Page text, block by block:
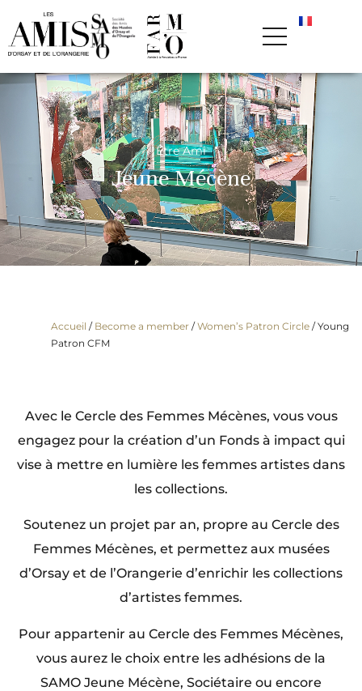
Être Ami
Jeune Mécène
Accueil / Become a member/Women’s Patron Circle/Young
Patron CFM
Avec le Cercle des Femmes Mécènes, vous vous
engagez pour la création d’un Fonds à impact qui
vise à mettre en lumière les femmes artistes dans
les collections.
Soutenez un projet par an, propre au Cercle des
Femmes Mécènes, et permettez aux musées
d’Orsay et de l’Orangerie d’enrichir les collections
d’artistes femmes.
Pour appartenir au Cercle des Femmes Mécènes,
vous aurez le choix entre les adhésions de la
SAMO Jeune Mécène, Sociétaire ou encore